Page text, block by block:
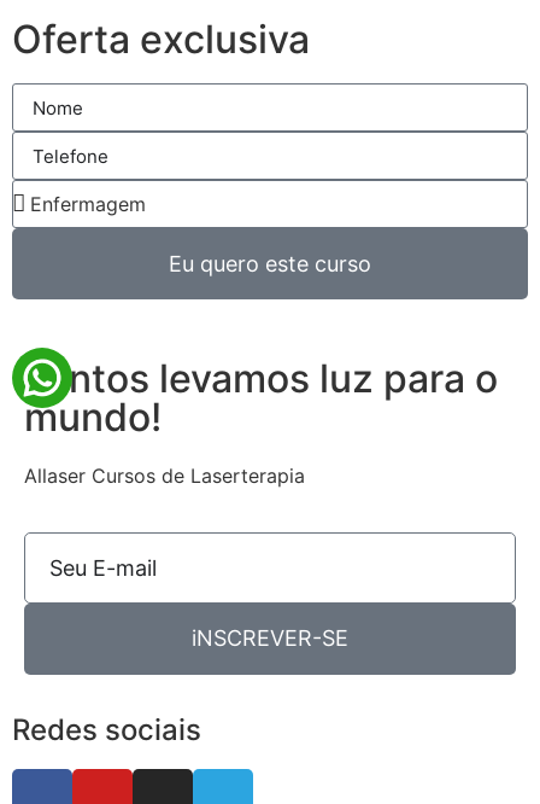
Oferta exclusiva
Eu quero este curso
Juntos levamos luz para o
mundo!
Allaser Cursos de Laserterapia
iNSCREVER-SE
Redes sociais